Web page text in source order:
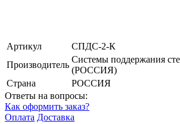
Артикул
СПДС-2-К
Производитель
Системы поддержания
(РОССИЯ)
Страна
РОССИЯ
Ответы на вопросы:
Как оформить заказ?
Оплата Доставка